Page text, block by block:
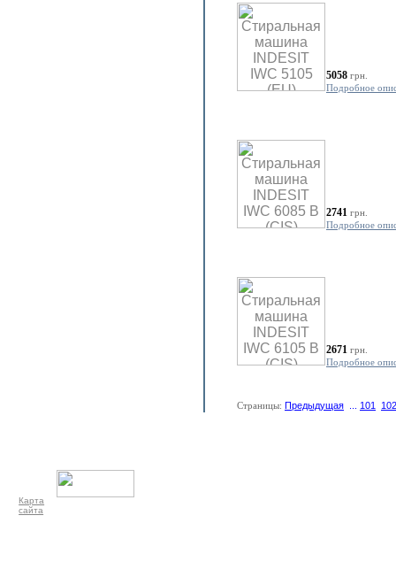
5058 грн.
Подробное
2741 грн.
Подробное
2671 грн.
Подробное
Страницы: Предыдущая 101 102
Карта
сайта